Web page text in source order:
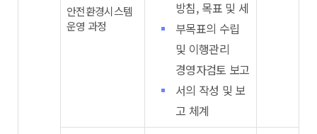
안전환경시스템
운영 과정
방침, 목표 및 세
부목표의 수립
및 이행관리
경영자검토 보고
서의 작성 및 보
고 체계